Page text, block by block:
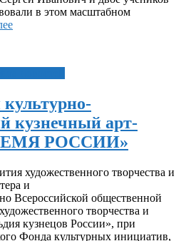
в этом масштабном
кузнечный арт-
РОССИИ»
художественного творчества и
и
Всероссийской общественной
творчества и
кузнецов России», при
Фонда культурных инициатив,